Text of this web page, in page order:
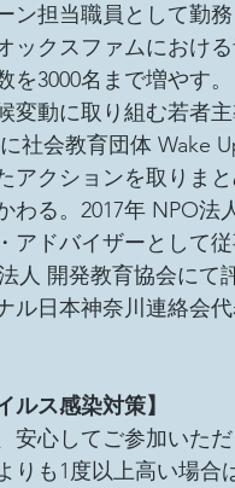
ン担当職員として勤
ックスファムにおけ
3000名まで増やす。
変動に取り組む若者
社会教育団体 Wake
アクションを取りま
わる。2017年 NPO
アドバイザーとして
人 開発教育協会にて
ル日本神奈川連絡会
ルス感染対策】
安心してご参加いた
りも1度以上高い場